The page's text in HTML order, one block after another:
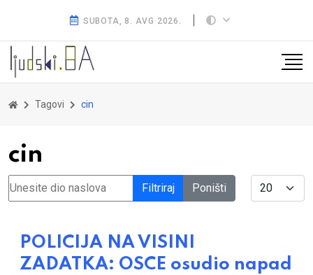
SUBOTA, 8. AVG 2026.
Tagovi cin
cin
Unesite dio naslova Filtriraj Poništi Display #
POLICIJA NA VISINI
ZADATKA: OSCE osudio napad